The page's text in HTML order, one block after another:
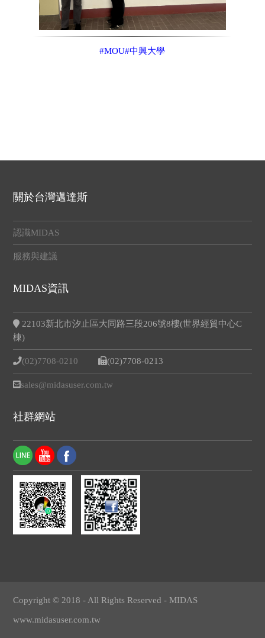
#MOU#中興大學
關於台灣邁達斯
認識MIDAS
服務與建議
MIDAS資訊
22103新北市汐止區大同路三段206號8樓(世界經貿中心C
棟)
(02)7708-0210 (02)7708-0213
sales@midasuser.com.tw
社群網站
Copyright © 2018 - All Rights Reserved - MIDAS
www.midasuser.com.tw